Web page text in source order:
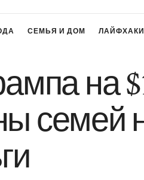
СЕМЬЯ И ДОМ
на
семей